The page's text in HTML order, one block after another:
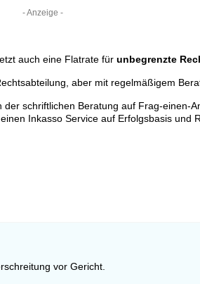
- Anzeige -
auch eine Flatrate für unbegrenzte
aber mit regelmäßigem
schriftlichen Beratung auf Frag-einen-
Inkasso Service auf Erfolgsbasis und
vor Gericht.